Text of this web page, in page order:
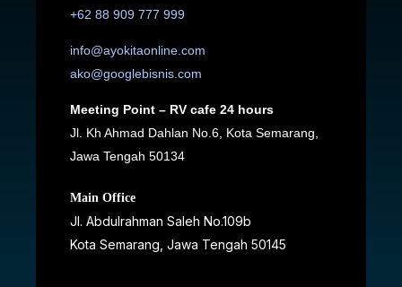
+62 88 909 777 999
info@ayokitaonline.com
ako@googlebisnis.com
Meeting Point – RV cafe 24 hours
Jl. Kh Ahmad Dahlan No.6, Kota Semarang,
Jawa Tengah 50134
Main Office
Jl. Abdulrahman Saleh No.109b
Kota Semarang, Jawa Tengah 50145